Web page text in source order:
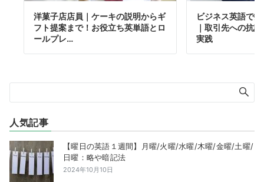
洋菓子店店員｜ケーキの説明からギ
フト提案まで！お役立ち英単語とロ
ールプレ…
ビジネス英語で
｜取引先への抗
実践
人気記事
【曜日の英語１週間】月曜/火曜/水曜/木曜/金曜/土曜/
日曜：略や暗記法
2024年10月10日